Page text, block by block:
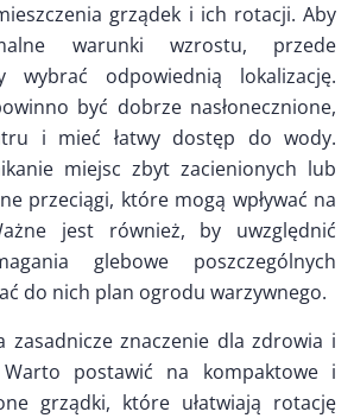
grządek i ich rotacji. Aby
warunki wzrostu, przede
wybrać odpowiednią lokalizację.
być dobrze nasłonecznione,
i mieć łatwy dostęp do wody.
miejsc zbyt zacienionych lub
przeciągi, które mogą wpływać na
jest również, by uwzględnić
glebowe poszczególnych
do nich plan ogrodu warzywnego.
zasadnicze znaczenie dla zdrowia i
postawić na kompaktowe i
grządki, które ułatwiają rotację